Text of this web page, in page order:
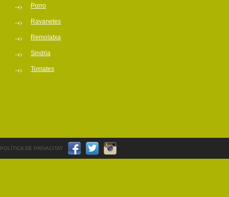
Porro
Ravanetes
Remolatxa
Sindria
Tomates
POLÍTICA DE PRIVACITAT